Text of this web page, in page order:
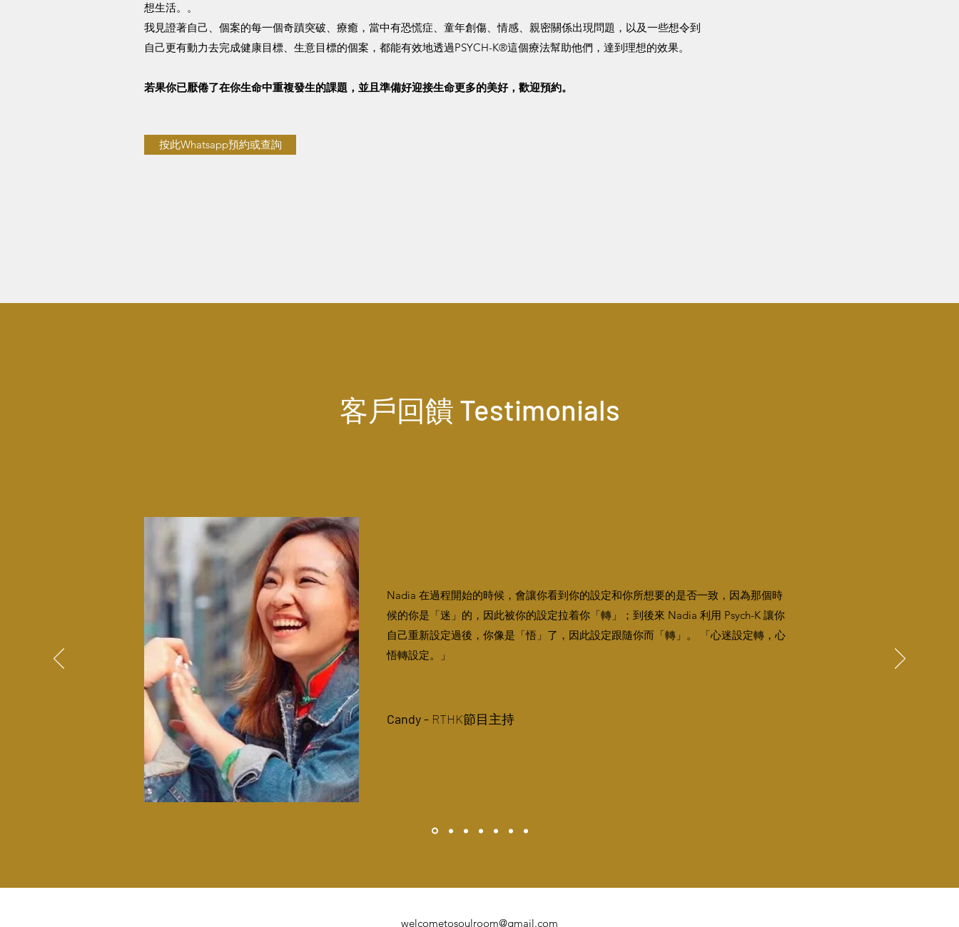
想生活。。​
我見證著自己、個案的每一個奇蹟突破、療癒，當中有恐慌症、童年創傷、情感、親密關係出現問題，以及一些想令到
自己更有動力去完成健康目標、生意目標的個案，都能有效地透過PSYCH-K®這個療法幫助他們，達到理想的效果。
若果你已厭倦了在你生命中重複發生的課題，並且準備好迎接生命更多的美好，歡迎預約。
按此Whatsapp預約或查詢
客戶回饋 Testimonials
Nadia 在過程開始的時候，會讓你看到你的設定和你所想要的是否一致，因為那個時
候的你是「迷」的，因此被你的設定拉着你「轉」；到後來 Nadia 利用 Psych-K 讓你
自己重新設定過後，你像是「悟」了，因此設定跟隨你而「轉」。 「心迷設定轉，心
悟轉設定。」
Candy - RTHK節目主持
welcometosoulroom@gmail.com